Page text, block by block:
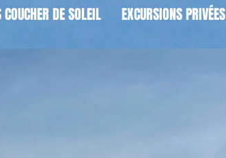
DE SOLEIL EXCURSIONS PRIVÉES